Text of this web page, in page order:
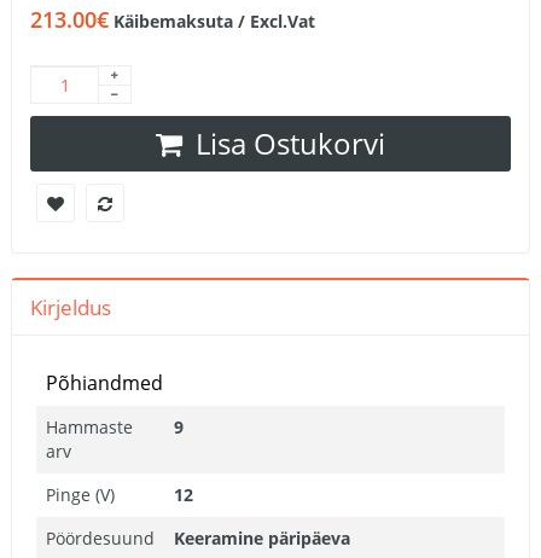
213.00€ Käibemaksuta / Excl.Vat
Lisa Ostukorvi
Kirjeldus
Põhiandmed
Hammaste
arv
9
Pinge (V)
12
Pöördesuund
Keeramine päripäeva